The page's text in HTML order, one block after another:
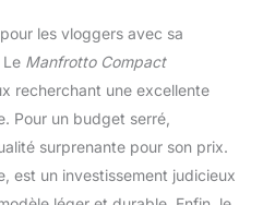
les vloggers avec sa
Manfrotto Compact
recherchant une excellente
Pour un budget serré,
surprenante pour son prix.
est un investissement judicieux